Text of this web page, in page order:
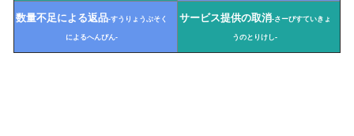
数量不足による返品-すうりょうぶそく
によるへんぴん-
サービス提供の取消-さーびすていきょ
うのとりけし-